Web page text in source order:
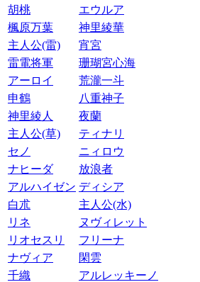
胡桃
エウルア
楓原万葉
神里綾華
主人公(雷)
宵宮
雷電将軍
珊瑚宮心海
アーロイ
荒瀧一斗
申鶴
八重神子
神里綾人
夜蘭
主人公(草)
ティナリ
セノ
ニィロウ
ナヒーダ
放浪者
アルハイゼン ディシア
白朮
主人公(水)
リネ
ヌヴィレット
リオセスリ
フリーナ
ナヴィア
閑雲
千織
アルレッキーノ